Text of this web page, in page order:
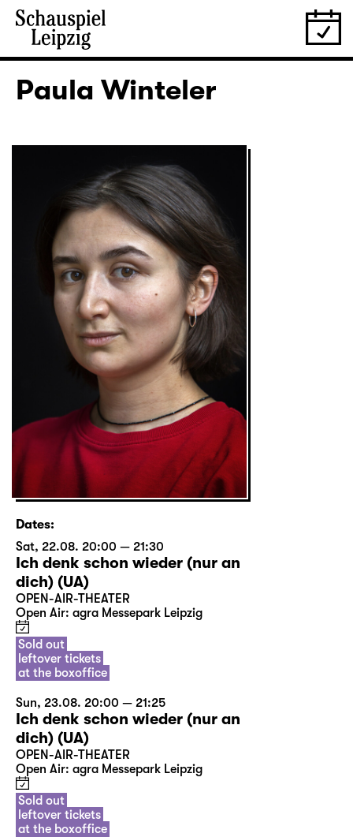
Paula Winteler
Dates:
Sat, 22.08. 20:00 — 21:30
Ich denk schon wieder (nur an
dich) (UA)
OPEN-AIR-THEATER
Open Air: agra Messepark Leipzig
Sold out
leftover tickets
at the boxoffice
Sun, 23.08. 20:00 — 21:25
Ich denk schon wieder (nur an
dich) (UA)
OPEN-AIR-THEATER
Open Air: agra Messepark Leipzig
Sold out
leftover tickets
at the boxoffice